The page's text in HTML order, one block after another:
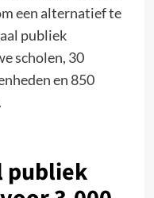
een alternatief te
publiek
scholen, 30
en 850
publiek